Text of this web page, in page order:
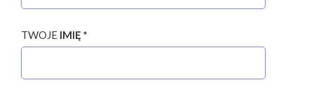
TWOJE IMIĘ *